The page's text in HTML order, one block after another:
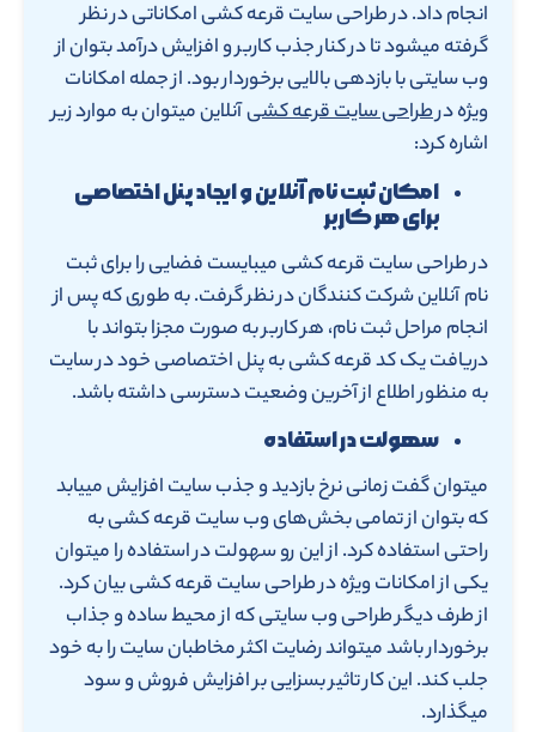
انجام داد. در طراحی سایت قرعه کشی امکاناتی در نظر
گرفته میشود تا در کنار جذب کاربر و افزایش درآمد بتوان از
وب سایتی با بازدهی بالایی برخوردار بود. از جمله امکانات
ویژه درطراحی سایت قرعه کشیآنلاین میتوان به موارد زیر
اشاره کرد:
امکان ثبت نام آنلاین و ایجاد پنل اختصاصی
برای هر کاربر
در طراحی سایت قرعه کشی میبایست فضایی را برای ثبت
نام آنلاین شرکت کنندگان در نظر گرفت. به طوری که پس از
انجام مراحل ثبت نام، هر کاربر به صورت مجزا بتواند با
دریافت یک کد قرعه کشی به پنل اختصاصی خود در سایت
به منظور اطلاع از آخرین وضعیت دسترسی داشته باشد.
سهولت در استفاده
میتوان گفت زمانی نرخ بازدید و جذب سایت افزایش مییابد
که بتوان از تمامی بخش‌های وب سایت قرعه کشی به
راحتی استفاده کرد. از این رو سهولت در استفاده را میتوان
یکی از امکانات ویژه در طراحی سایت قرعه کشی بیان کرد.
از طرف دیگر طراحی وب سایتی که از محیط ساده و جذاب
برخوردار باشد میتواند رضایت اکثر مخاطبان سایت را به خود
جلب کند. این کار تاثیر بسزایی بر افزایش فروش و سود
میگذارد.